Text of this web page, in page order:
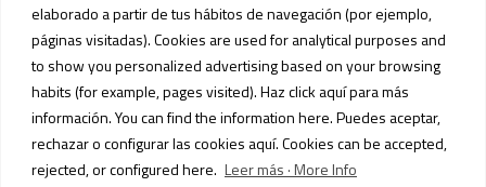
elaborado a partir de tus hábitos de navegación (por ejemplo,
páginas visitadas). Cookies are used for analytical purposes and
to show you personalized advertising based on your browsing
habits (for example, pages visited). Haz click aquí para más
información. You can find the information here. Puedes aceptar,
rechazar o configurar las cookies aquí. Cookies can be accepted,
rejected, or configured here. Leer más · More Info